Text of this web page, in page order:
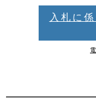
入札に